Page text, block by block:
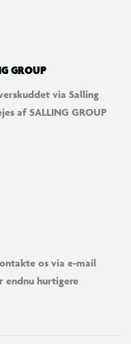
GROUP
via Salling
af SALLING GROUP
os via e-mail
hurtigere